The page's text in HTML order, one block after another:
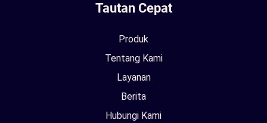
Tautan Cepat
Produk
Tentang Kami
Layanan
Berita
Hubungi Kami